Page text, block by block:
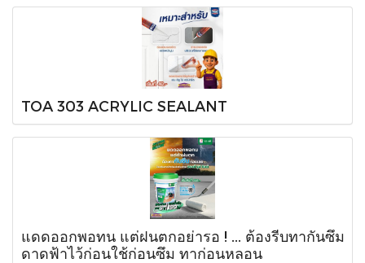
TOA 303 ACRYLIC SEALANT
แดดออกพอทน แต่ฝนตกอย่ารอ ! ... ต้องรีบทากันซึม
ดาดฟ้าไว้ก่อนใช้ก่อนซึม ทาก่อนหลอน